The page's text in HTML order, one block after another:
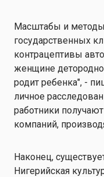
Масштабы и
государственных
контрацептивы
женщине
родит ребенка", -
личное
работники
компаний,
Наконец,
Нигерийская